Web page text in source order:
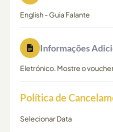
English - Guia Falante
Informações
Eletrónico. Mostre o
Política de
Selecionar Data